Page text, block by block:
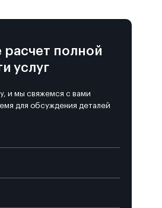
расчет полной
услуг
и мы свяжемся с вами
для обсуждения деталей